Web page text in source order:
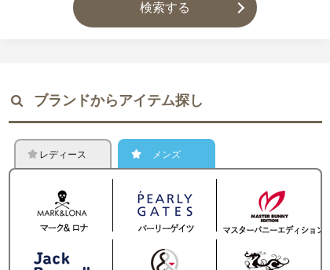
検索する
ブランドからアイテム探し
レディース メンズ